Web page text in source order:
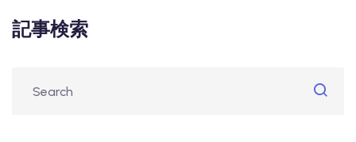
記事検索